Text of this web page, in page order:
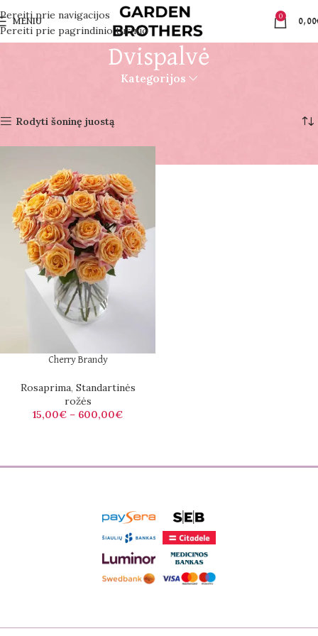
Pereiti prie navigacijos
Pereiti prie pagrindinio turinio
MENIU
0
0,00
Dvispalvė
Kategorijos
Rodyti šoninę juostą
Cherry Brandy
Rosaprima, Standartinės
rožės
15,00€ – 600,00€